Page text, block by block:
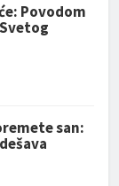
Povodom
san: